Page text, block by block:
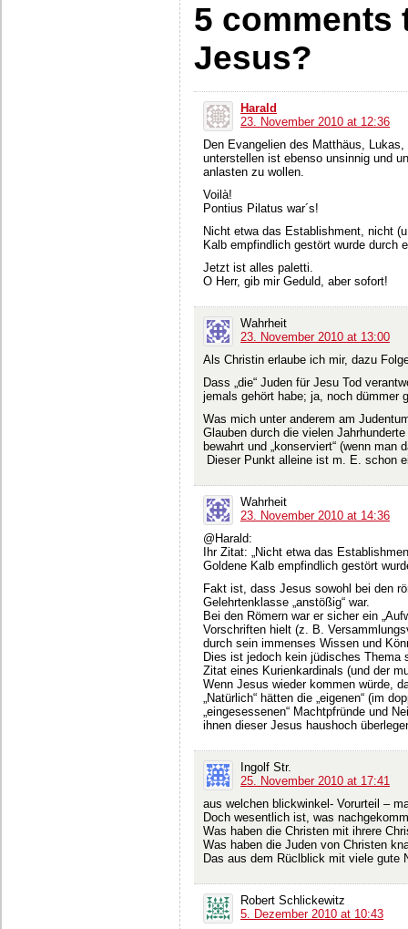
5 comments
Jesus?
Harald
23. November 2010 at 12:36
Den Evangelien des Matthäus,
unterstellen ist ebenso unsinnig und
anlasten zu wollen.
Voilà!
Pontius Pilatus war´s!
Nicht etwa das Establishment, nicht
Kalb empfindlich gestört wurde durch
Jetzt ist alles paletti.
O Herr, gib mir Geduld, aber sofort!
Wahrheit
23. November 2010 at 13:00
Als Christin erlaube ich mir, dazu
Dass „die“ Juden für Jesu Tod
jemals gehört habe; ja, noch dümmer
Was mich unter anderem am
Glauben durch die vielen
bewahrt und „konserviert“ (wenn man
Dieser Punkt alleine ist m. E. schon
Wahrheit
23. November 2010 at 14:36
@Harald:
Ihr Zitat: „Nicht etwa das
Goldene Kalb empfindlich gestört
Fakt ist, dass Jesus sowohl bei den
Gelehrtenklasse „anstößig“ war.
Bei den Römern war er sicher ein
Vorschriften hielt (z. B.
durch sein immenses Wissen und
Dies ist jedoch kein jüdisches Thema
Zitat eines Kurienkardinals (und der
Wenn Jesus wieder kommen würde,
„Natürlich“ hätten die „eigenen“ (im
„eingesessenen“ Machtpfründe und
ihnen dieser Jesus haushoch
Ingolf Str.
25. November 2010 at 17:41
aus welchen blickwinkel- Vorurteil –
Doch wesentlich ist, was
Was haben die Christen mit ihrere
Was haben die Juden von Christen
Das aus dem Rüclblick mit viele gute
Robert Schlickewitz
5. Dezember 2010 at 10:43